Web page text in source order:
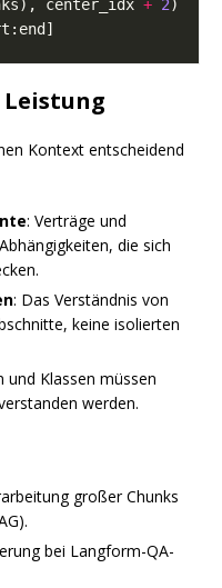
center_idx + 2
Kontext entscheidend
: Verträge und
die sich
: Das Verständnis von
keine isolierten
und Klassen müssen
werden.
großer Chunks
bei Langform-QA-